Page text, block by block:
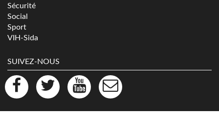
Sécurité
Social
Sport
VIH-Sida
SUIVEZ-NOUS